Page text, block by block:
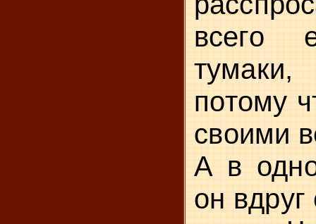
всего
потому
своими
А в
он